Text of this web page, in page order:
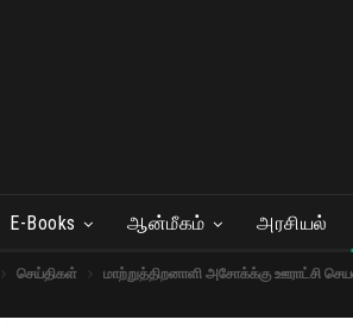
E-Books ஆன்மீகம் அரசியல்
செய்திகள் மாற்றுத்திறனாளி அசோக்க்கு ஊராட்சி